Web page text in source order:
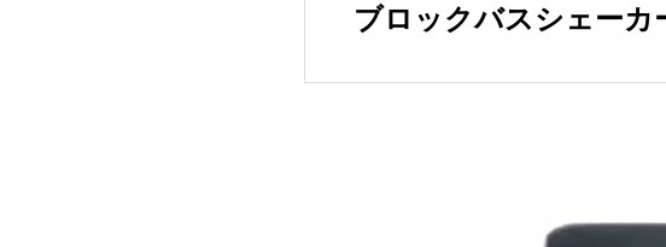
ブロックバスシェーカ